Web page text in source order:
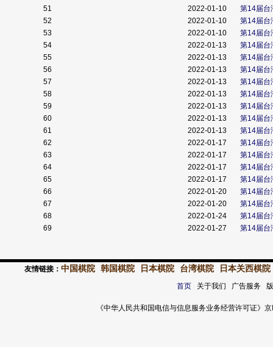
51
2022-01-10
第14届台
52
2022-01-10
第14届台
53
2022-01-10
第14届台
54
2022-01-13
第14届台
55
2022-01-13
第14届台
56
2022-01-13
第14届台
57
2022-01-13
第14届台
58
2022-01-13
第14届台
59
2022-01-13
第14届台
60
2022-01-13
第14届台
61
2022-01-13
第14届台
62
2022-01-17
第14届台
63
2022-01-17
第14届台
64
2022-01-17
第14届台
65
2022-01-17
第14届台
66
2022-01-20
第14届台
67
2022-01-20
第14届台
68
2022-01-24
第14届台
69
2022-01-27 第14届台
友情链接： 中国棋院 韩国棋院 日本棋院 台湾棋院 日本关西棋院
首页关于我们 广告服务
《中华人民共和国电信与信息服务业务经营许可证